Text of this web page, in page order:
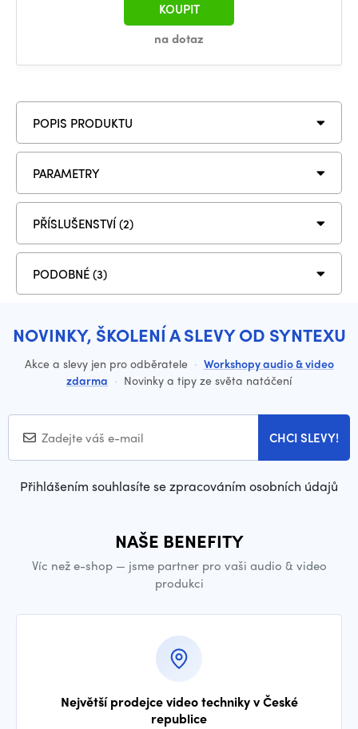
na dotaz
KOUPIT
POPIS PRODUKTU
PARAMETRY
PŘÍSLUŠENSTVÍ (2)
PODOBNÉ (3)
NOVINKY, ŠKOLENÍ A SLEVY OD SYNTEXU
Akce a slevy jen pro odběratele · Workshopy audio & video
zdarma · Novinky a tipy ze světa natáčení
CHCI SLEVY!
Přihlášením souhlasíte se zpracováním osobních údajů
NAŠE BENEFITY
Víc než e-shop — jsme partner pro vaši audio & video
produkci
Největší prodejce video techniky v České
republice